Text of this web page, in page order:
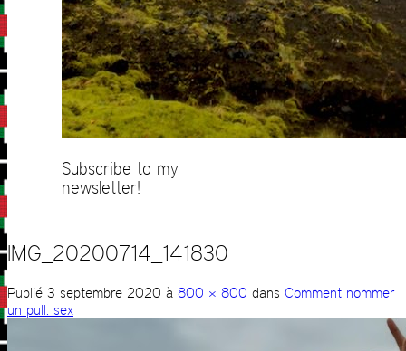
Subscribe to my
newsletter!
IMG_20200714_141830
Publié 3 septembre 2020 à 800 × 800 dans Comment nommer
un pull: sex